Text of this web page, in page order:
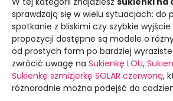
sprawdzają się w wielu sytuacjach: do
spotkanie z bliskimi czy szybkie
propozycji dostępne są modele o
od prostych form po bardziej
zwrócić uwagę na Sukienkę LOU,
Sukienkę szmizjerkę SOLAR czerwoną,
różnorodnie można podejść do